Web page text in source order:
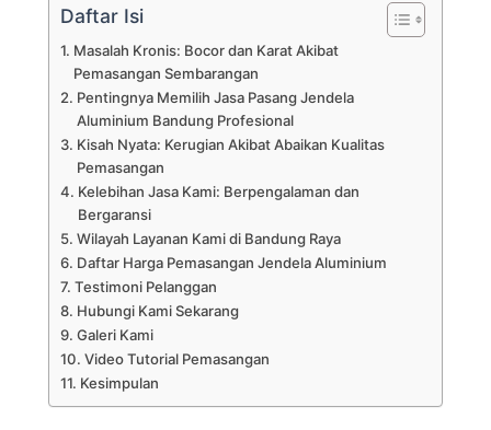
Daftar Isi
Masalah Kronis: Bocor dan Karat Akibat
Pemasangan Sembarangan
Pentingnya Memilih Jasa Pasang Jendela
Aluminium Bandung Profesional
Kisah Nyata: Kerugian Akibat Abaikan Kualitas
Pemasangan
Kelebihan Jasa Kami: Berpengalaman dan
Bergaransi
Wilayah Layanan Kami di Bandung Raya
Daftar Harga Pemasangan Jendela Aluminium
Testimoni Pelanggan
Hubungi Kami Sekarang
Galeri Kami
Video Tutorial Pemasangan
Kesimpulan